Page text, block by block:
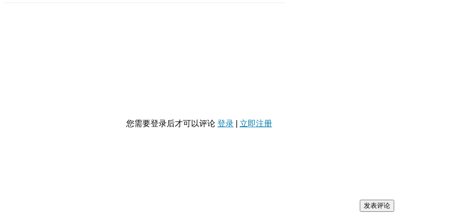
您需要登录后才可以评论 登录 立即注册
发表评论